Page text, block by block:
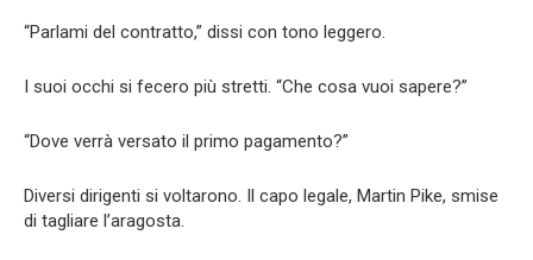
“Parlami del contratto,” dissi con tono leggero.
I suoi occhi si fecero più stretti. “Che cosa vuoi sapere?”
“Dove verrà versato il primo pagamento?”
Diversi dirigenti si voltarono. Il capo legale, Martin Pike, smise
di tagliare l’aragosta.